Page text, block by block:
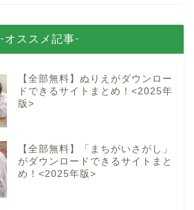
-オススメ記事-
【全部無料】ぬりえがダウンロー
ドできるサイトまとめ！<2025年
版>
【全部無料】「まちがいさがし」
がダウンロードできるサイトまと
め！<2025年版>